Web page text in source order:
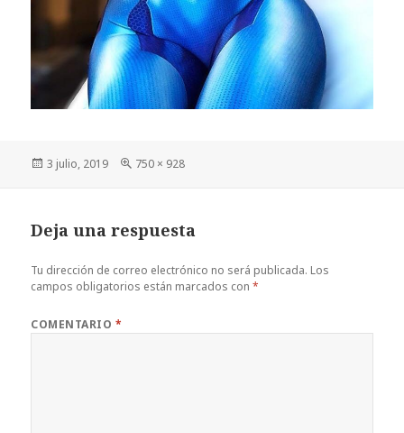
Publicado
3 julio, 2019
Tamaño
750 × 928
Deja una respuesta
Tu dirección de correo electrónico no será publicada. Los
campos obligatorios están marcados con*
COMENTARIO *